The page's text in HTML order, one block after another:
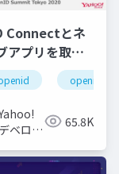
Connectとネ
アプリを取り
と動向 Yahoo!
取り組み
デベロッ
ワーク
65.8K